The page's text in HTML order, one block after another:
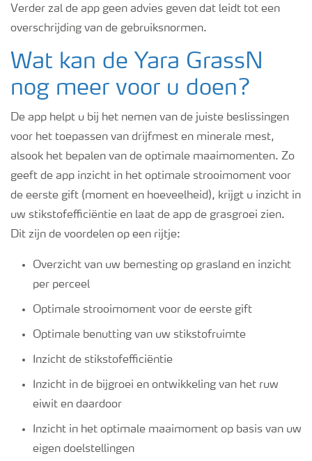
Verder zal de app geen advies geven dat leidt tot een
overschrijding van de gebruiksnormen.
Wat kan de Yara GrassN
nog meer voor u doen?
De app helpt u bij het nemen van de juiste beslissingen
voor het toepassen van drijfmest en minerale mest,
alsook het bepalen van de optimale maaimomenten. Zo
geeft de app inzicht in het optimale strooimoment voor
de eerste gift (moment en hoeveelheid), krijgt u inzicht in
uw stikstofefficiëntie en laat de app de grasgroei zien.
Dit zijn de voordelen op een rijtje:
Overzicht van uw bemesting op grasland en inzicht
per perceel
Optimale strooimoment voor de eerste gift
Optimale benutting van uw stikstofruimte
Inzicht de stikstofefficiëntie
Inzicht in de bijgroei en ontwikkeling van het ruw
eiwit en daardoor
Inzicht in het optimale maaimoment op basis van uw
eigen doelstellingen